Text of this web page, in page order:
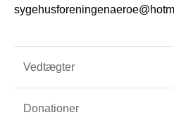
Vedtægter
Donationer